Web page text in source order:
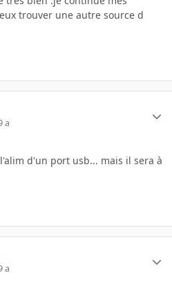
trouver une autre source d
a
d'un port usb... mais il sera à
a